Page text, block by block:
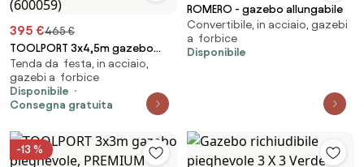
395 €465 €
TOOLPORT 3x4,5m gazebo
pieghevole, PREMIUM acciaio,
bianco - (600059)
Tenda da festa, in acciaio,
gazebi a forbice
Disponibile
Consegna gratuita
ROMERO - gazebo allungabile
Convertibile, in acciaio, gazebi
a forbice
Disponibile
-13 %